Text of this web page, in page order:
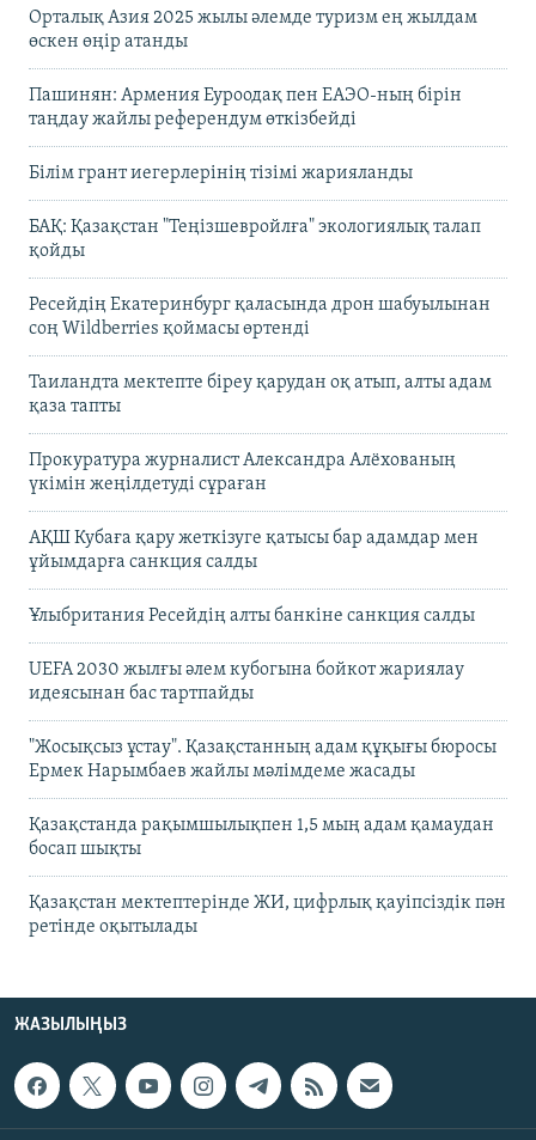
Орталық Азия 2025 жылы әлемде туризм ең жылдам
өскен өңір атанды
Пашинян: Армения Еуроодақ пен ЕАЭО-ның бірін
таңдау жайлы референдум өткізбейді
Білім грант иегерлерінің тізімі жарияланды
БАҚ: Қазақстан "Теңізшевройлға" экологиялық талап
қойды
Ресейдің Екатеринбург қаласында дрон шабуылынан
соң Wildberries қоймасы өртенді
Таиландта мектепте біреу қарудан оқ атып, алты адам
қаза тапты
Прокуратура журналист Александра Алёхованың
үкімін жеңілдетуді сұраған
АҚШ Кубаға қару жеткізуге қатысы бар адамдар мен
ұйымдарға санкция салды
Ұлыбритания Ресейдің алты банкіне санкция салды
UEFA 2030 жылғы әлем кубогына бойкот жариялау
идеясынан бас тартпайды
"Жосықсыз ұстау". Қазақстанның адам құқығы бюросы
Ермек Нарымбаев жайлы мәлімдеме жасады
Қазақстанда рақымшылықпен 1,5 мың адам қамаудан
босап шықты
Қазақстан мектептерінде ЖИ, цифрлық қауіпсіздік пән
ретінде оқытылады
ЖАЗЫЛЫҢЫЗ